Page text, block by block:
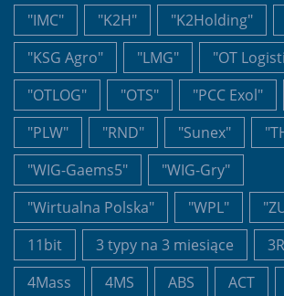
"IMC"
"K2H" "K2Holding"
"KSG Agro"
"LMG"
"OT
"OTLOG"
"OTS" "PCC Exol"
"PLW"
"RND" "Sunex"
"WIG-Gaems5"
"WIG-Gry"
"Wirtualna Polska"
"WPL"
11bit
3 typy na 3 miesiące
4Mass
4MS ABS ACT